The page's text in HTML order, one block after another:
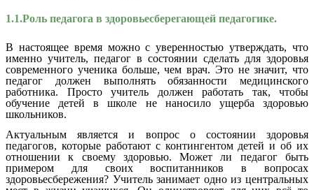
1.1.Роль педагога в здоровьесберегающей педагогике.
В настоящее время можно с уверенностью утверждать, что
именно учитель, педагог в состоянии сделать для здоровья
современного ученика больше, чем врач. Это не значит, что
педагог должен выполнять обязанности медицинского
работника. Просто учитель должен работать так, чтобы
обучение детей в школе не наносило ущерба здоровью
школьников.
Актуальным является и вопрос о состоянии здоровья
педагогов, которые работают с контингентом детей и об их
отношении к своему здоровью. Может ли педагог быть
примером для своих воспитанников в вопросах
здоровьесбережения? Учитель занимает одно из центральных